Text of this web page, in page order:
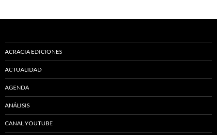
ACRACIA EDICIONES
ACTUALIDAD
AGENDA
ANÁLISIS
CANAL YOUTUBE